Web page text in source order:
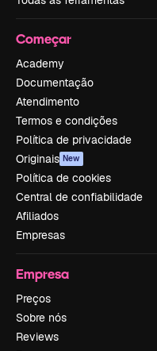
Começar
Academy
Documentação
Atendimento
Termos e condições
Política de privacidade
Originais New
Política de cookies
Central de confiabilidade
Afiliados
Empresas
Empresa
Preços
Sobre nós
Reviews